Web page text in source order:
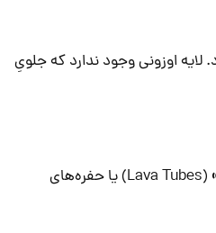
اوزونی وجود ندارد که جلویِ
(Lava Tubes) یا حفره‌های